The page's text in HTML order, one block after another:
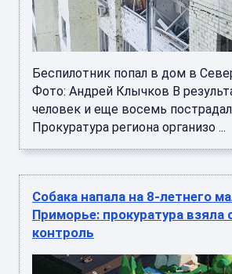
Беспилотник попал в дом в
Фото: Андрей Клычков В
человек и еще восемь
Прокуратура региона организо ...
Собака напала на 8-летнего
Приморье: прокуратура взяла
контроль